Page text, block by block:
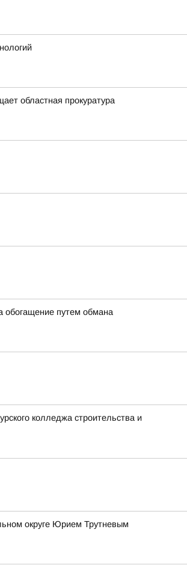
областная прокуратура
обогащение путем обмана
колледжа строительства и
округе Юрием Трутневым